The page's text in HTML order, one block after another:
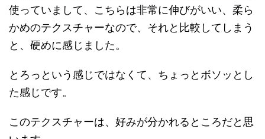
使っていまして、こちらは非常に伸びがいい、柔ら
かめのテクスチャーなので、それと比較してしまう
と、硬めに感じました。
とろっという感じではなくて、ちょっとボソッとし
た感じです。
このテクスチャーは、好みが分かれるところだと思